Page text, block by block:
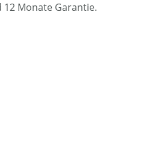
Monate Garantie.